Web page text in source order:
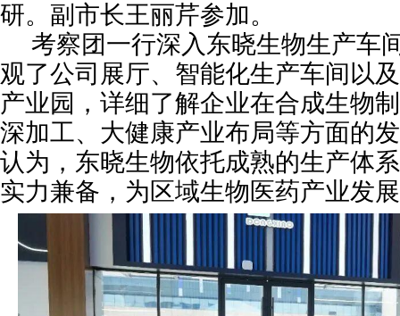
研。副市长王丽芹参加。
考察团一行深入东晓生物生产车
观了公司展厅、智能化生产车间以
产业园，详细了解企业在合成生物
深加工、大健康产业布局等方面的
认为，东晓生物依托成熟的生产体
实力兼备，为区域生物医药产业发